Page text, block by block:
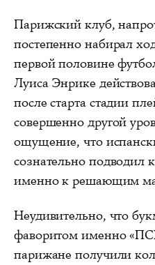
Парижский клуб,
постепенно набирал
первой половине
Луиса Энрике
после старта стадии
совершенно другой
ощущение, что
сознательно
именно к решающим
Неудивительно, что
фаворитом именно
парижане получили